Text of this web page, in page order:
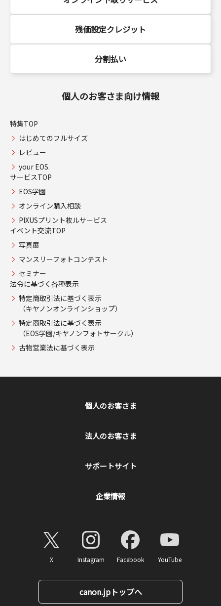
残価設定クレジット
分割払い
個人のお客さま向け情報
特集TOP
はじめてのフルサイズ
レビュー
your EOS.
サービスTOP
EOS学園
オンライン購入相談
PIXUSプリント枚ルサービス
イベント交流TOP
写真展
マンスリーフォトコンテスト
セミナー
法令に基づく各種表示
特定商取引法に基づく表示
（キヤノンオンラインショップ）
特定商取引法に基づく表示
（EOS学園/キヤノンフォトサークル）
古物営業法に基づく表示
個人のお客さま
法人のお客さま
サポートサイト
企業情報
X Instagram Facebook YouTube
canon.jpトップへ